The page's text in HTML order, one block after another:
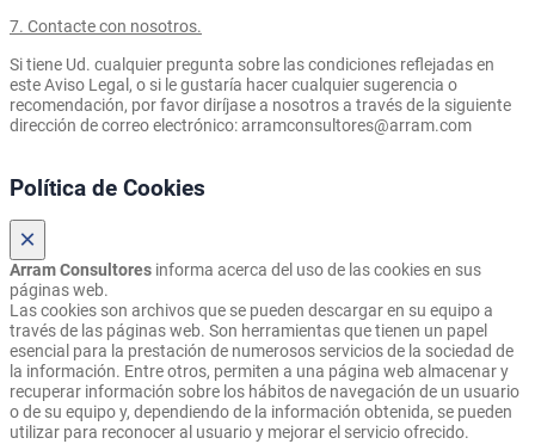
7. Contacte con nosotros.
Si tiene Ud. cualquier pregunta sobre las condiciones reflejadas en
este Aviso Legal, o si le gustaría hacer cualquier sugerencia o
recomendación, por favor diríjase a nosotros a través de la siguiente
dirección de correo electrónico: arramconsultores@arram.com
Política de Cookies
×
Arram Consultores informa acerca del uso de las cookies en sus
páginas web.
Las cookies son archivos que se pueden descargar en su equipo a
través de las páginas web. Son herramientas que tienen un papel
esencial para la prestación de numerosos servicios de la sociedad de
la información. Entre otros, permiten a una página web almacenar y
recuperar información sobre los hábitos de navegación de un usuario
o de su equipo y, dependiendo de la información obtenida, se pueden
utilizar para reconocer al usuario y mejorar el servicio ofrecido.